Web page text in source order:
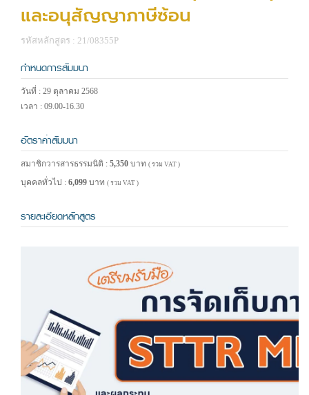
และอนุสัญญาภาษีซ้อน
รหัสหลักสูตร : 21/08355P
กำหนดการสัมมนา
วันที่ : 29 ตุลาคม 2568
เวลา : 09.00-16.30
อัตราค่าสัมมนา
สมาชิกวารสารธรรมนิติ : 5,350 บาท ( รวม VAT )
บุคคลทั่วไป : 6,099 บาท ( รวม VAT )
รายละเอียดหลักสูตร